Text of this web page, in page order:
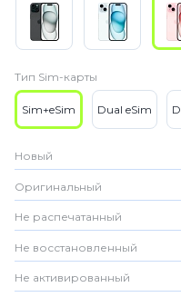
Тип Sim-карты
Sim+eSim Dual eSim
Новый
Оригинальный
Не распечатанный
Не восстановленный
Не активированный